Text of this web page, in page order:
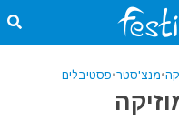
•מנצ'סטר•פסטיבלים